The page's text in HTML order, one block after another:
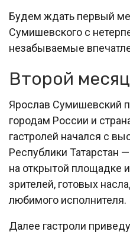
Будем ждать первый
Сумишевского с
незабываемые
Второй
Ярослав Сумишевский
городам России и
гастролей начался с
Республики Татарстан
на открытой площадке
зрителей, готовых
любимого исполнителя.
Далее гастроли